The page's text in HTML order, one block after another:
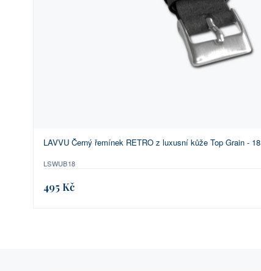
LAVVU Černý řemínek RETRO z luxusní kůže Top Grain - 18
LSWUB18
495 Kč